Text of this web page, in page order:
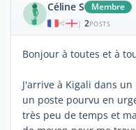
Céline S Membre
| 2POSTS
Bonjour à toutes et à
J'arrive à Kigali dans
un poste pourvu en
très peu de temps et